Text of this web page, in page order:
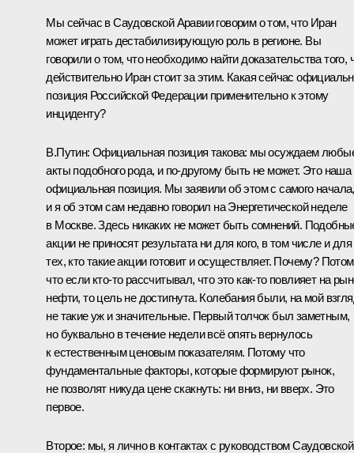
Мы сейчас в Саудовской Аравии говорим о том, что Иран
может играть дестабилизирующую роль в регионе. Вы
говорили о том, что необходимо найти доказательства того,
действительно Иран стоит за этим. Какая сейчас
позиция Российской Федерации применительно к этому
инциденту?
В.Путин: Официальная позиция такова: мы осуждаем
акты подобного рода, и по‑другому быть не может. Это наша
официальная позиция. Мы заявили об этом с самого начала,
и я об этом сам недавно говорил на Энергетической неделе
в Москве. Здесь никаких не может быть сомнений.
акции не приносят результата ни для кого, в том числе и для
тех, кто такие акции готовит и осуществляет. Почему?
что если кто‑то рассчитывал, что это как‑то повлияет на
нефти, то цель не достигнута. Колебания были, на мой
не такие уж и значительные. Первый толчок был заметным,
но буквально в течение недели всё опять вернулось
к естественным ценовым показателям. Потому что
фундаментальные факторы, которые формируют рынок,
не позволят никуда цене скакнуть: ни вниз, ни вверх. Это
первое.
Второе: мы, я лично в контактах с руководством Саудовской